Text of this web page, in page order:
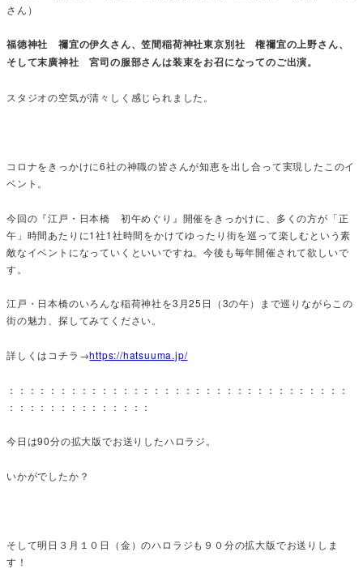
さん）
福徳神社 禰宜の伊久さん、笠間稲荷神社東京別社 権禰宜の上野さん、
そして末廣神社 宮司の服部さんは装束をお召になってのご出演。
スタジオの空気が清々しく感じられました。
コロナをきっかけに6社の神職の皆さんが知恵を出し合って実現したこのイ
ベント。
今回の『江戸・日本橋 初午めぐり』開催をきっかけに、多くの方が「正
午」時間あたりに1社1社時間をかけてゆったり街を巡って楽しむという素
敵なイベントになっていくといいですね。今後も毎年開催されて欲しいで
す。
江戸・日本橋のいろんな稲荷神社を3月25日（3の午）まで巡りながらこの
街の魅力、探してみてください。
詳しくはコチラ→https://hatsuuma.jp/
：：：：：：：：：：：：：：：：：：：：：：：：：：：：：：：：：
：：：：：：：：：：：：：：
今日は90分の拡大版でお送りしたハロラジ。
いかがでしたか？
そして明日３月１０日（金）のハロラジも９０分の拡大版でお送りしま
す！